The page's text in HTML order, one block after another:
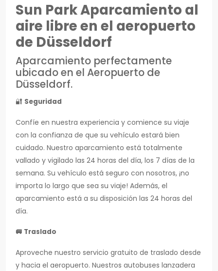
Sun Park Aparcamiento al
aire libre en el aeropuerto
de Düsseldorf
Aparcamiento perfectamente
ubicado en el Aeropuerto de
Düsseldorf.
🔐 Seguridad
Confíe en nuestra experiencia y comience su viaje
con la confianza de que su vehículo estará bien
cuidado. Nuestro aparcamiento está totalmente
vallado y vigilado las 24 horas del día, los 7 días de la
semana. Su vehículo está seguro con nosotros, ¡no
importa lo largo que sea su viaje! Además, el
aparcamiento está a su disposición las 24 horas del
día.
🚐 Traslado
Aproveche nuestro servicio gratuito de traslado desde
y hacia el aeropuerto. Nuestros autobuses lanzadera